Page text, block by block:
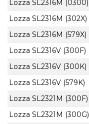
Lozza SL2316M (0300)
Lozza SL2316M (302X)
Lozza SL2316M (579X)
Lozza SL2316V (300F)
Lozza SL2316V (300K)
Lozza SL2316V (579K)
Lozza SL2321M (300F)
Lozza SL2321M (300G)